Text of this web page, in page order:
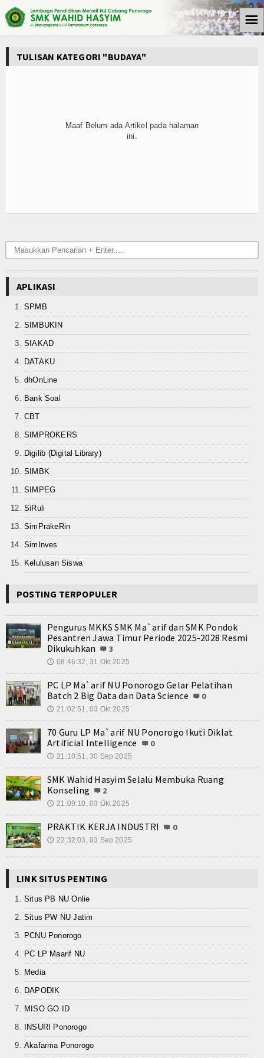
Media Cyto Farma
Kegiatan Sekolah
Aqidah
Fiqih
Tasawuf
Umum
Kisah Hikmah
Tokoh
Khutbah
Politik
Ekonomi
Teknologi
Seni dan Budaya
Cerita Pendek
Internasional
Olahraga
Kesehatan
Sekilas Data Sekolah
Miso Farma
Guru dan Karyawan
Kalender Pendidikan
Siswa Aktif
Alumni
Foto Kegiatan
Unduh
Agenda
Unit Produksi
☰
TULISAN KATEGORI "BUDAYA"
Maaf Belum ada Artikel pada halaman
ini.
APLIKASI
SPMB
SIMBUKIN
SIAKAD
DATAKU
dhOnLine
Bank Soal
CBT
SIMPROKERS
Digilib (Digital Library)
SIMBK
SIMPEG
SiRuli
SimPrakeRin
SimInves
Kelulusan Siswa
POSTING TERPOPULER
Pengurus MKKS SMK Ma`arif dan SMK Pondok
Pesantren Jawa Timur Periode 2025-2028 Resmi
Dikukuhkan
3
🕔 08:46:32, 31 Okt 2025
PC LP Ma`arif NU Ponorogo Gelar Pelatihan
Batch 2 Big Data dan Data Science
0
🕔 21:02:51, 03 Okt 2025
70 Guru LP Ma`arif NU Ponorogo Ikuti Diklat
Artificial Intelligence
0
🕔 21:10:51, 30 Sep 2025
SMK Wahid Hasyim Selalu Membuka Ruang
Konseling
2
🕔 21:09:10, 03 Okt 2025
PRAKTIK KERJA INDUSTRI 0
🕔 22:32:03, 03 Sep 2025
LINK SITUS PENTING
Situs PB NU Onlie
Situs PW NU Jatim
PCNU Ponorogo
PC LP Maarif NU
Media
DAPODIK
MISO GO ID
INSURI Ponorogo
Akafarma Ponorogo